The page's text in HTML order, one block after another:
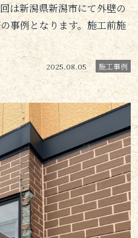
は新潟県新潟市にて外壁の
事例となります。施工前施
2025.08.05 施工事例